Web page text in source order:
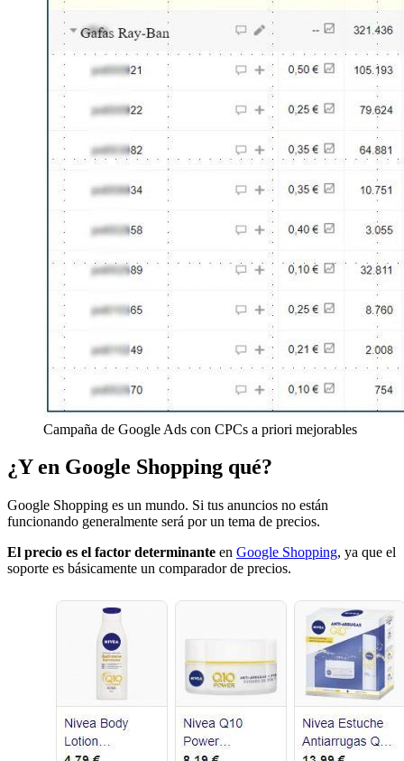
Campaña de Google Ads con CPCs a priori mejorables
¿Y en Google Shopping qué?
Google Shopping es un mundo. Si tus anuncios no están
funcionando generalmente será por un tema de precios.
El precio es el factor determinante en Google Shopping, ya que el
soporte es básicamente un comparador de precios.